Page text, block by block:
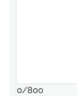
0/800